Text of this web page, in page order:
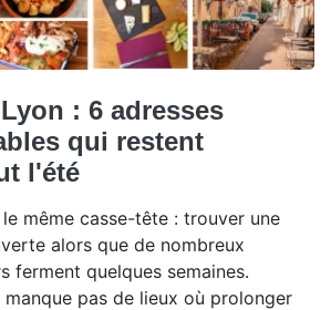
: 6 adresses
qui restent
l'été
même casse-tête : trouver une
alors que de nombreux
ferment quelques semaines.
pas de lieux où prolonger